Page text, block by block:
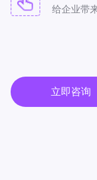
给企业带
立即咨询